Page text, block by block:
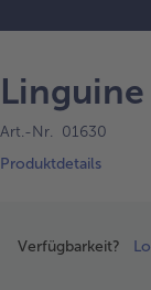
Art.-Nr. 01630
Produktdetails
Verfügbarkeit?